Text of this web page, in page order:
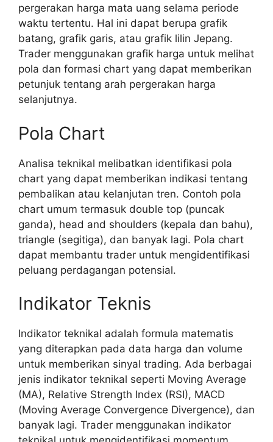
pergerakan harga mata uang selama periode
waktu tertentu. Hal ini dapat berupa grafik
batang, grafik garis, atau grafik lilin Jepang.
Trader menggunakan grafik harga untuk melihat
pola dan formasi chart yang dapat memberikan
petunjuk tentang arah pergerakan harga
selanjutnya.
Pola Chart
Analisa teknikal melibatkan identifikasi pola
chart yang dapat memberikan indikasi tentang
pembalikan atau kelanjutan tren. Contoh pola
chart umum termasuk double top (puncak
ganda), head and shoulders (kepala dan bahu),
triangle (segitiga), dan banyak lagi. Pola chart
dapat membantu trader untuk mengidentifikasi
peluang perdagangan potensial.
Indikator Teknis
Indikator teknikal adalah formula matematis
yang diterapkan pada data harga dan volume
untuk memberikan sinyal trading. Ada berbagai
jenis indikator teknikal seperti Moving Average
(MA), Relative Strength Index (RSI), MACD
(Moving Average Convergence Divergence), dan
banyak lagi. Trader menggunakan indikator